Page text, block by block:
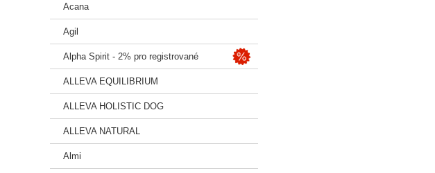
Acana
Agil
Alpha Spirit - 2% pro registrované
ALLEVA EQUILIBRIUM
ALLEVA HOLISTIC DOG
ALLEVA NATURAL
Almi